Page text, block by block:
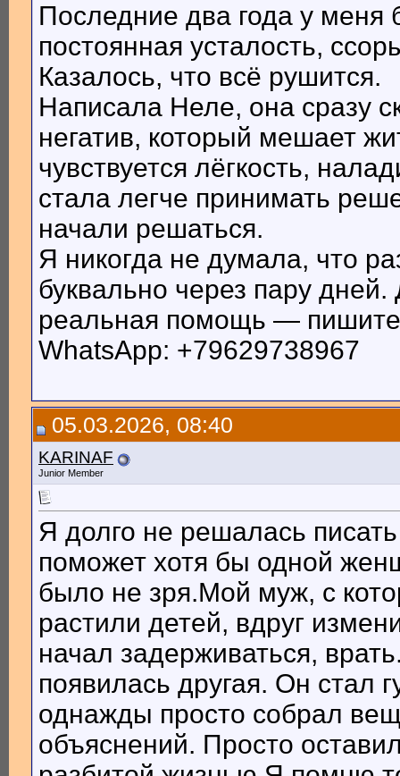
Последние два года у
постоянная усталость,
Казалось, что всё рушится.
Написала Неле, она сразу
негатив, который мешает
чувствуется лёгкость,
стала легче принимать
начали решаться.
Я никогда не думала, что
буквально через пару
реальная помощь —
WhatsApp: +79629738967
05.03.2026, 08:40
KARINAF
Junior Member
Я долго не решалась
поможет хотя бы одной
было не зря.Мой муж, с
растили детей, вдруг
начал задерживаться,
появилась другая. Он стал
однажды просто собрал
объяснений. Просто